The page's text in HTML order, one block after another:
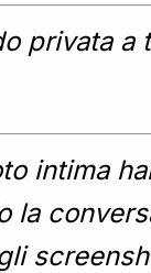
privata a
intima
la